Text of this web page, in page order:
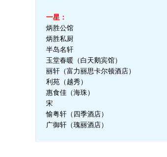
一星：
炳胜公馆
炳胜私厨
半岛名轩
玉堂春暖（白天鹅宾馆）
丽轩（富力丽思卡尔顿酒店）
利苑（越秀）
惠食佳（海珠）
宋
愉粤轩（四季酒店）
广御轩（瑰丽酒店）